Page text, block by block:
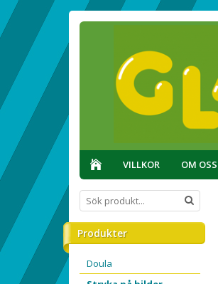
VILLKOR OM OSS
Produkter
Doula